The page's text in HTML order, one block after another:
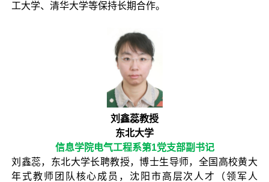
工大学、清华大学等保持长期合作。
刘鑫蕊教授
东北大学
信息学院电气工程系第1党支部副书记
刘鑫蕊，东北大学长聘教授，博士生导师，全国高校黄大
年式教师团队核心成员，沈阳市高层次人才（领军人